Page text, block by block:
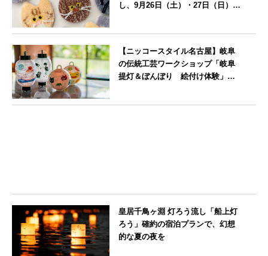
し、9月26日（土）・27日（日）に
【ニッコースタイル名古屋】岐阜
の伝統工芸ワークショップ「岐阜
提灯＆ぼんぼり 絵付け体験」を7
皇居千鳥ヶ淵 灯ろう流し「船上灯
ろう」確約の宿泊プランで、幻想
的な夏の夜を